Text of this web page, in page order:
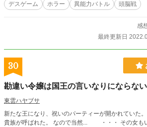
デスゲーム
ホラー 異能力バトル 頭脳戦
感
最終更新日
30
勘違い令嬢は国王の言いなりにならない
東雲ハヤブサ
新たな王になり、祝いのパーティーが開かれていた
貴族が呼ばれた。 なので当然... ・・・ その女もいる。 パーティーが始まっ